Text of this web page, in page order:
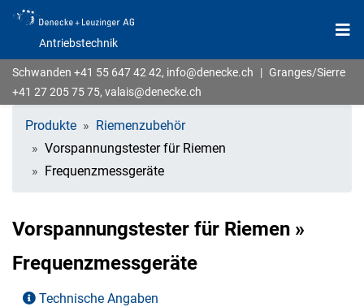
Antriebstechnik
Schwanden +41 55 647 42 42, info@denecke.ch | Granges/Sierre
+41 27 205 75 75, valais@denecke.ch
Produkte
Riemenzubehör
Vorspannungstester für Riemen
Frequenzmessgeräte
Vorspannungstester für Riemen »
Frequenzmessgeräte
Technische Angaben